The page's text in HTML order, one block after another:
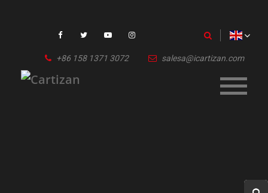
+86 158 1371 3072 salesa@icartizan.com